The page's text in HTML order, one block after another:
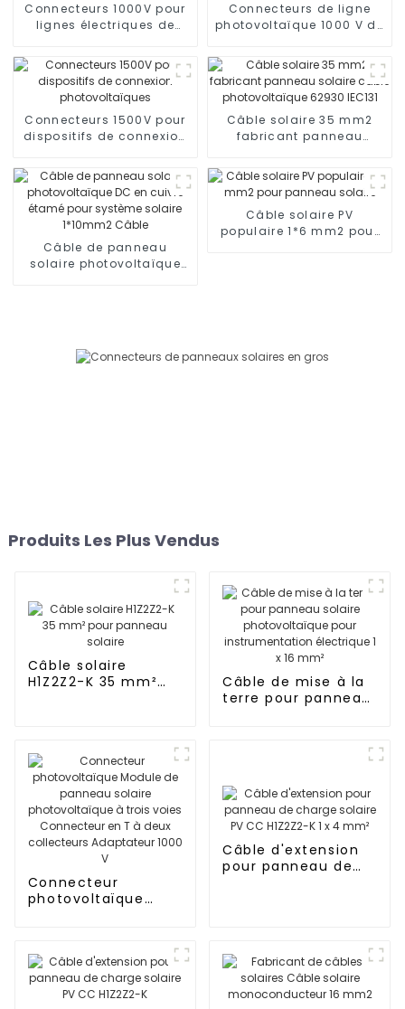
Connecteurs 1000V pour
lignes électriques de
photovoltaïques
Connecteurs de ligne
photovoltaïque 1000 V de
Connecteurs 1500V pour
dispositifs de connexion
Câble solaire 35 mm2
fabricant panneau
photovoltaïque 62930
IEC131
Câble de panneau
solaire photovoltaïque
Câble solaire PV
populaire 1*6 mm2 pour
Produits Les Plus Vendus
Câble solaire
H1Z2Z2-K 35 mm²
Câble de mise à la
terre pour panneau
mm²
Connecteur
photovoltaïque
trois voies
Connecteur en T à
deux collecteurs
Câble d'extension
pour panneau de